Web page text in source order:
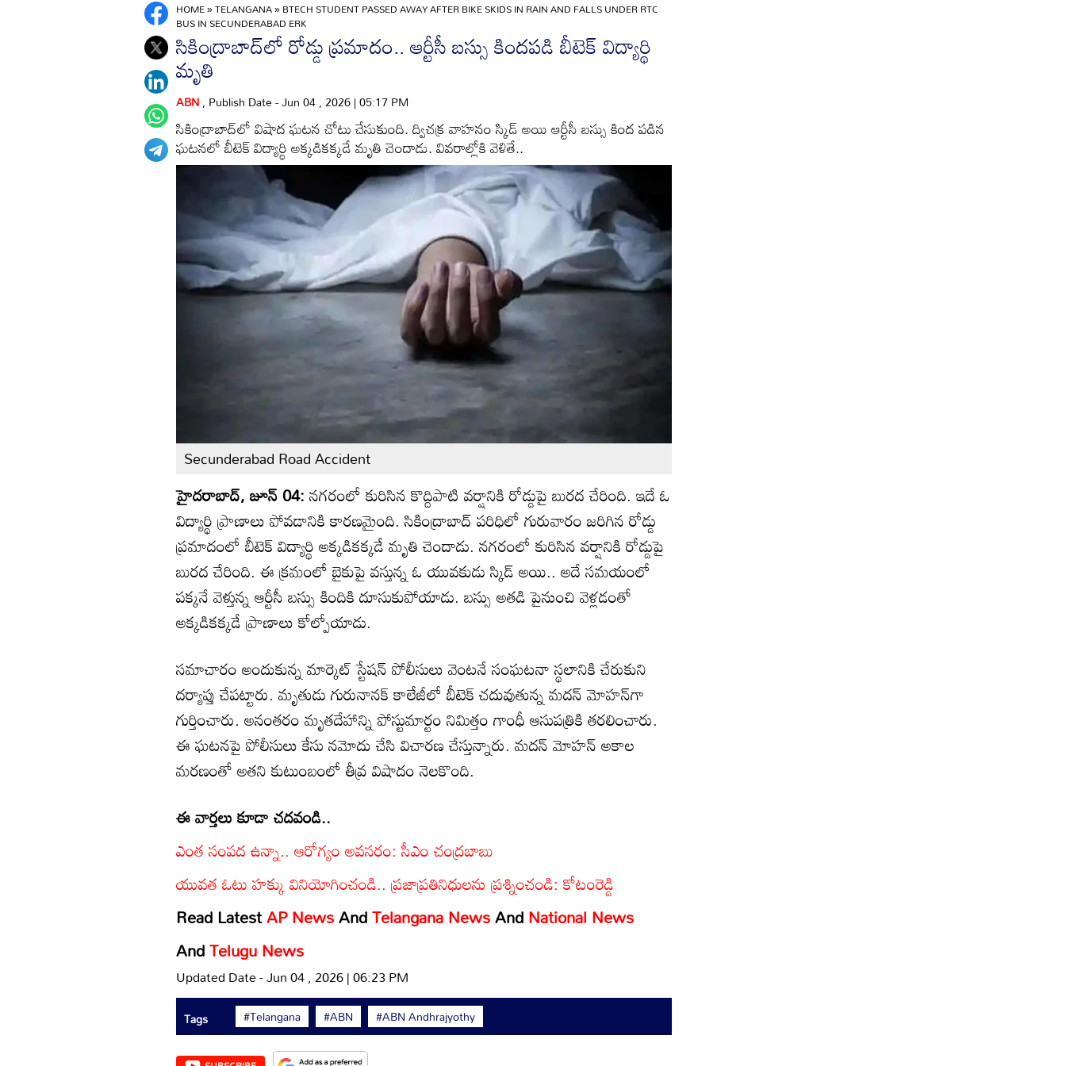
HOME»TELANGANA»BTECH STUDENT PASSED AWAY AFTER BIKE SKIDS IN RAIN AND FALLS UNDER RTC
BUS IN SECUNDERABAD ERK
సికింద్రాబాద్‌లో రోడ్డు ప్రమాదం.. ఆర్టీసీ బస్సు కిందపడి బీటెక్ విద్యార్థి
మృతి
ABN, Publish Date - Jun 04 , 2026 | 05:17 PM
సికింద్రాబాద్‌లో విషాద ఘటన చోటు చేసుకుంది. ద్విచక్ర వాహనం స్కిడ్ అయి ఆర్టీసీ బస్సు కింద పడిన
ఘటనలో బీటెక్ విద్యార్థి అక్కడికక్కడే మృతి చెందాడు. వివరాల్లోకి వెళితే..
Secunderabad Road Accident
హైదరాబాద్, జూన్ 04:నగరంలో కురిసిన కొద్దిపాటి వర్షానికి రోడ్డుపై బురద చేరింది. ఇదే ఓ
విద్యార్థి ప్రాణాలు పోవడానికి కారణమైంది. సికింద్రాబాద్ పరిధిలో గురువారం జరిగిన రోడ్డు
ప్రమాదంలో బీటెక్ విద్యార్థి అక్కడికక్కడే మృతి చెందాడు. నగరంలో కురిసిన వర్షానికి రోడ్డుపై
బురద చేరింది. ఈ క్రమంలో బైకుపై వస్తున్న ఓ యువకుడు స్కిడ్ అయి.. అదే సమయంలో
పక్కనే వెళ్తున్న ఆర్టీసీ బస్సు కిందికి దూసుకుపోయాడు. బస్సు అతడి పైనుంచి వెళ్లడంతో
అక్కడికక్కడే ప్రాణాలు కోల్పోయాడు.
సమాచారం అందుకున్న మార్కెట్ స్టేషన్ పోలీసులు వెంటనే సంఘటనా స్థలానికి చేరుకుని
దర్యాప్తు చేపట్టారు. మృతుడు గురునానక్ కాలేజీలో బీటెక్ చదువుతున్న మదన్ మోహన్‌గా
గుర్తించారు. అనంతరం మృతదేహాన్ని పోస్టుమార్టం నిమిత్తం గాంధీ ఆసుపత్రికి తరలించారు.
ఈ ఘటనపై పోలీసులు కేసు నమోదు చేసి విచారణ చేస్తున్నారు. మదన్ మోహన్ అకాల
మరణంతో అతని కుటుంబంలో తీవ్ర విషాదం నెలకొంది.
ఈ వార్తలు కూడా చదవండి..
ఎంత సంపద ఉన్నా.. ఆరోగ్యం అవసరం: సీఎం చంద్రబాబు
యువత ఓటు హక్కు వినియోగించండి.. ప్రజాప్రతినిధులను ప్రశ్నించండి: కోటంరెడ్డి
Read LatestAP NewsAndTelangana NewsAndNational News
AndTelugu News
Updated Date - Jun 04 , 2026 | 06:23 PM
Tags #Telangana #ABN #ABN Andhrajyothy